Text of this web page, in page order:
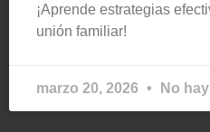
¡Aprende estrategias
unión familiar!
marzo 20, 2026 No